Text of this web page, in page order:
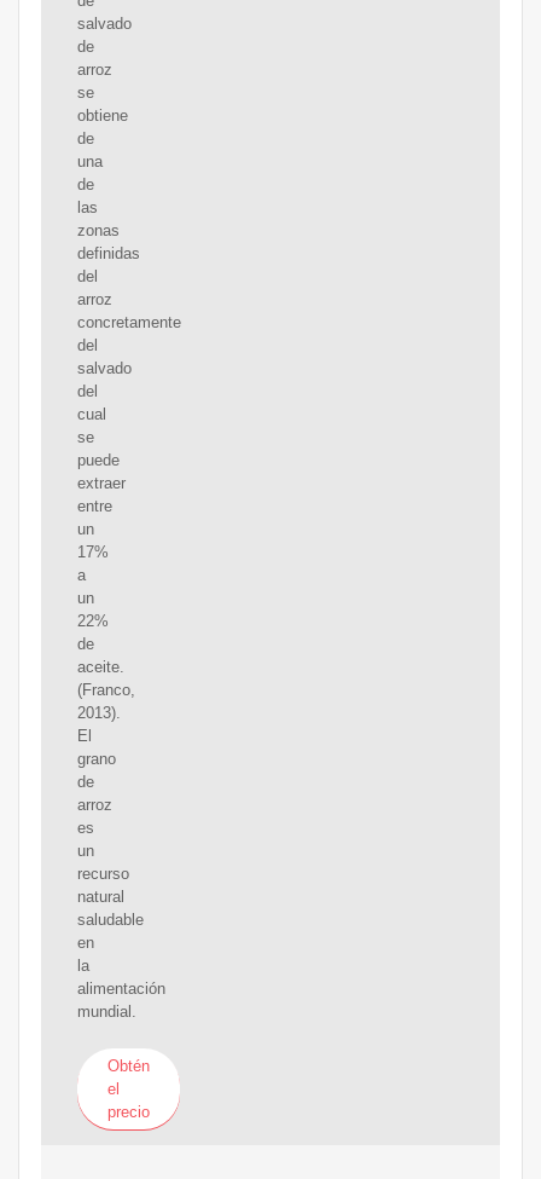
salvado
de
arroz
se
obtiene
de
una
de
las
zonas
definidas
del
arroz
concretamente
del
salvado
del
cual
se
puede
extraer
entre
un
17%
a
un
22%
de
aceite.
(Franco,
2013).
El
grano
de
arroz
es
un
recurso
natural
saludable
en
la
alimentación
mundial.
Obtén
el
precio